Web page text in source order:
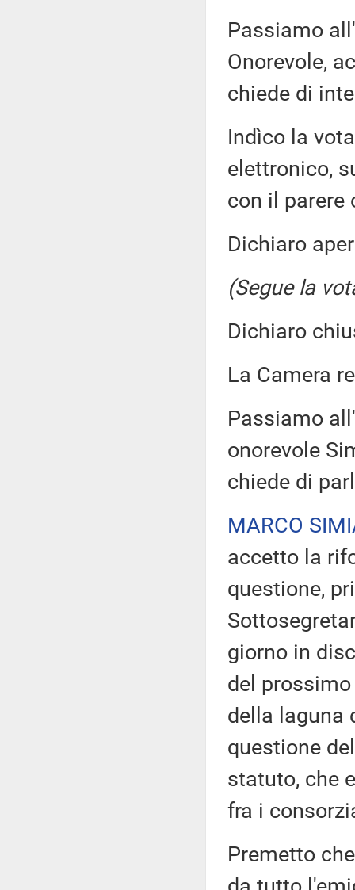
Passiamo
Onorevole,
chiede di
Indìco la
elettronico,
con il parere
Dichiaro
(Segue la
Dichiaro
La Camera
Passiamo
onorevole
chiede di
MARCO
accetto la
questione,
giorno in
del
della laguna
questione
statuto, che
fra i
Premetto